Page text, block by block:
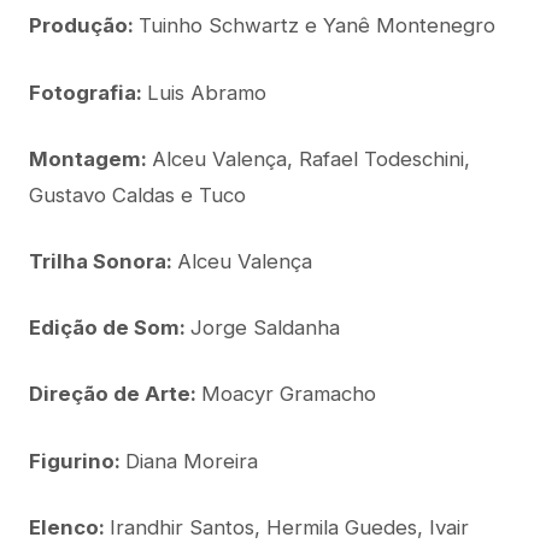
Produção: Tuinho Schwartz e Yanê Montenegro
Fotografia: Luis Abramo
Montagem: Alceu Valença, Rafael Todeschini,
Gustavo Caldas e Tuco
Trilha Sonora: Alceu Valença
Edição de Som: Jorge Saldanha
Direção de Arte: Moacyr Gramacho
Figurino: Diana Moreira
Elenco: Irandhir Santos, Hermila Guedes, Ivair